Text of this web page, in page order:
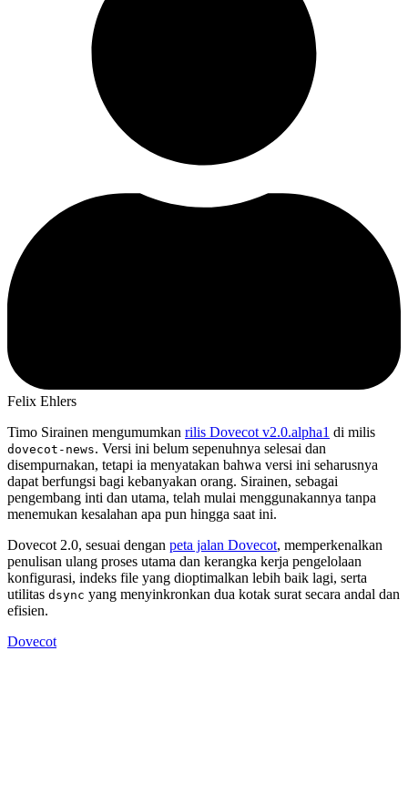
Felix Ehlers
Timo Sirainen mengumumkan rilis Dovecot v2.0.alpha1 di milis
dovecot-news. Versi ini belum sepenuhnya selesai dan
disempurnakan, tetapi ia menyatakan bahwa versi ini seharusnya
dapat berfungsi bagi kebanyakan orang. Sirainen, sebagai
pengembang inti dan utama, telah mulai menggunakannya tanpa
menemukan kesalahan apa pun hingga saat ini.
Dovecot 2.0, sesuai dengan peta jalan Dovecot, memperkenalkan
penulisan ulang proses utama dan kerangka kerja pengelolaan
konfigurasi, indeks file yang dioptimalkan lebih baik lagi, serta
utilitas dsync yang menyinkronkan dua kotak surat secara andal dan
efisien.
Dovecot